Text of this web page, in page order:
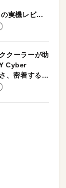
実機レビュ
クーラーが助
Cyber
、密着する冷
がグッド！